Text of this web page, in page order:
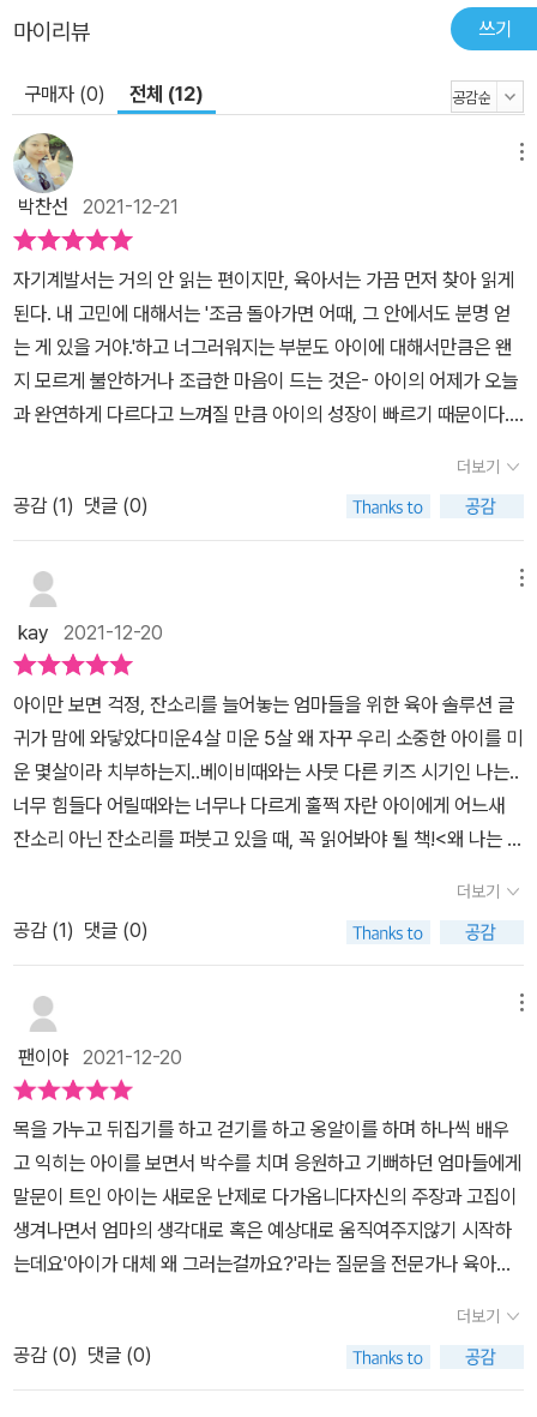
마이리뷰 쓰기
구매자 (0) 전체 (12)
박찬선 2021-12-21
자기계발서는 거의 안 읽는 편이지만, 육아서는 가끔 먼저 찾아 읽게
된다. 내 고민에 대해서는 '조금 돌아가면 어때, 그 안에서도 분명 얻
는 게 있을 거야.'하고 너그러워지는 부분도 아이에 대해서만큼은 왠
지 모르게 불안하거나 조급한 마음이 드는 것은- 아이의 어제가 오늘
과 완연하게 다르다고 느껴질 만큼 아이의 성장이 빠르기 때문이다.
지지 않게 되고, 아이의 시간이 빨리 흐르는 만큼이나 뭔가 더 해줘야
할 것 같은, 혹은 뭔가 놓치고 있는 것 같은 불안감에 휩싸이게 된다.​
우리 집 꼬맹이는 여섯 살. 이제 보름 뒤면 '예비 초등'이라는 일곱 살
이 된다. 일곱 살을 앞두니 주위에서 '채니는 요즘 어떤 거 해?', '내년
엔 어떻게 할 거야?', '학원은 어디 안 보내고?' 하는 말들을 심심찮게
듣게 된다. 내년에도 학습 관련한 계획이 전혀 없는 나는 '그냥 올해처
럼 지내는 거지, 뭐'하고 말지만, 그들의 머리 위에 뜬 물음표는 쉽게
내게 전염되어 '뭔가 해야 하는 건가?'하는 생각을 또 한 번 하게 된
다. 그런 일이 몇 번 반복되다 보니 '특별한 계획도 없으면서 아이는
다그치는 상태'가 되었다. 자주 잔소리를 늘어놓게 되고, 이유 없는 화
가 치밀기도 했는데- 그 원인이 모두 나에게 있다는 것을 알면서, 아
이는 아무 잘못이 없다는 것을 알면서도 그랬다.왜 나는 아이의 말을
들어주지 못했을까?'아이가 말을 안들어요'가 아니라,'엄마가 내 말을
안 들어줘요'는 아닐까?칭찬을 하든, 꾸짖든- 중요한 것은 '훈육'이고,
짖는 목소리가 입 밖으로 먼저 튀어나왔다. 인정하고, 가르치고, 전달
하고, 생각하게 하고, 함께 이야기하는 과정을 통해서 '스스로 생각하
고 행동할 수 있는 아이'로 성장시키겠다고 머리로는 다짐해도, 실천
은 잘되지 않았던 것이다. 특히, '아이의 이야기를 끝까지 들어주는
것'이 잘 안됐다. 요즘 아이의 서사는 캐릭터 하나로 시작해 끝도 없이
공상의 세계로 빠졌다가 30여 분을 무중력의 상태로 헤매고 나서야
맺어지기 마련인데, 그 밑도 끝도 없는 이야기를 집중해서 듣는다는
게 여간 어려운 일이 아닌 것이다. (게다가 이야기의 짜임새가 탄탄할
결되고 다른 상황으로 점프하기도 하고=_=) 그럼에도, 들어줘야지.
암요 암요. 책은 그런 이야기를 하고 있다. 아이가 흡족한 얼굴로 이야
기를 마칠 때까지 이야기를 들어주라고. 그런 경험들이 아이의 자존
더보기
공감 (1) 댓글 (0)
kay 2021-12-20
아이만 보면 걱정, 잔소리를 늘어놓는 엄마들을 위한 육아 솔루션 글
귀가 맘에 와닿았다미운4살 미운 5살 왜 자꾸 우리 소중한 아이를 미
운 몇살이라 치부하는지..베이비때와는 사뭇 다른 키즈 시기인 나는..
너무 힘들다 어릴때와는 너무나 다르게 훌쩍 자란 아이에게 어느새
잔소리 아닌 잔소리를 퍼붓고 있을 때, 꼭 읽어봐야 될 책!<왜 나는 아
에서 시작된다. '듣기'가 바탕이 되면 아이의 마음은 힘차게 뻗어간다!
우리 아이의 마음이 궁금하다면 꼭 한번 읽어보시길 추천 합니다♡
더보기
공감 (1) 댓글 (0)
팬이야2021-12-20
목을 가누고 뒤집기를 하고 걷기를 하고 옹알이를 하며 하나씩 배우
고 익히는 아이를 보면서 박수를 치며 응원하고 기뻐하던 엄마들에게
말문이 트인 아이는 새로운 난제로 다가옵니다자신의 주장과 고집이
생겨나면서 엄마의 생각대로 혹은 예상대로 움직여주지않기 시작하
는데요'아이가 대체 왜 그러는걸까요?'라는 질문을 전문가나 육아선
게 '이유를' 직접 물어보는 것이지요물론 아이는 얼토당토 않는 이유
를 대기도하고 상황에 맞지않는 이야기를 많이 하겠지만 분명한건 아
이스스로가 전하고픈 메시지가 있다는 것입니다아이의 말에 귀기울
더보기
공감 (0) 댓글 (0)